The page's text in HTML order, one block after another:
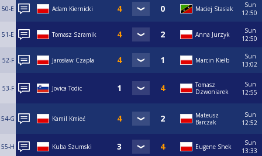
50-E Adam Kiernicki Maciej Stasiak
Sun
12:50
51-E Tomasz Szramik Anna Jurzyk
Sun
12:50
52-F Jarosław Czapla Marcin Kiełb
Sun
13:02
53-F Jovica Todic
Tomasz
Dzwoniarek
Sun
12:55
54-G Kamil Kmieć
Mateusz
Barczak
Sun
12:52
55-H Kuba Szumski Eugene Shek
Sun
13:33